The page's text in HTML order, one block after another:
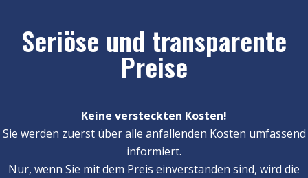
Seriöse und transparente
Preise
Keine versteckten Kosten!
Sie werden zuerst über alle anfallenden Kosten umfassend
informiert.
Nur, wenn Sie mit dem Preis einverstanden sind, wird die